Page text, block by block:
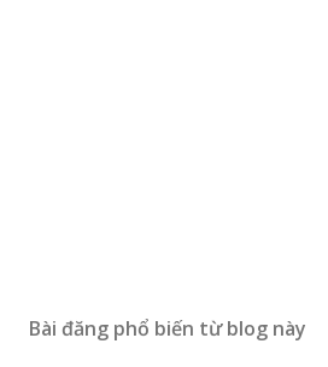
Bài đăng phổ biến từ blog này